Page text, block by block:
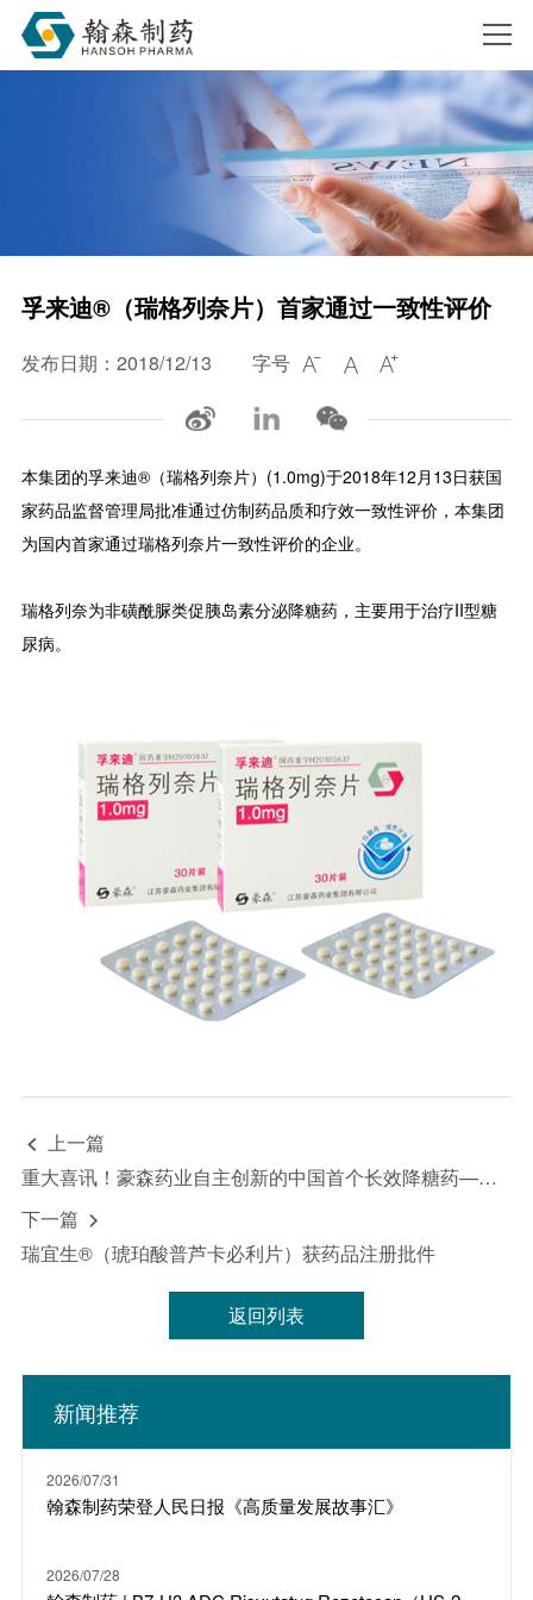
孚来迪®（瑞格列奈片）首家通过一致性评价
发布日期：2018/12/13 字号   
本集团的孚来迪®（瑞格列奈片）(1.0mg)于2018年12月13日获国
家药品监督管理局批准通过仿制药品质和疗效一致性评价，本集团
为国内首家通过瑞格列奈片一致性评价的企业。
瑞格列奈为非磺酰脲类促胰岛素分泌降糖药，主要用于治疗II型糖
尿病。
 上一篇
重大喜讯！豪森药业自主创新的中国首个长效降糖药——孚来美®获批上市
下一篇 
瑞宜生®（琥珀酸普芦卡必利片）获药品注册批件
返回列表
新闻推荐
2026/07/31
翰森制药荣登人民日报《高质量发展故事汇》
2026/07/28